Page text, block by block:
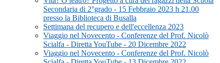
Secondaria di 2°grado - 15 Febbraio 2023 h 21.00
presso la Biblioteca di Busalla
Settimana del recupero e dell'eccellenza 2023
Viaggio nel Novecento - Conferenze del Prof. Nicolò
Scialfa - Diretta YouTube - 20 Dicembre 2022
Viaggio nel Novecento - Conferenze del Prof. Nicolò